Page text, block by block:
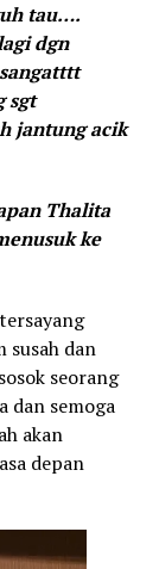
tau….
dgn
sgt
jantung acik
Thalita
ke
susah dan
seorang
dan semoga
akan
depan